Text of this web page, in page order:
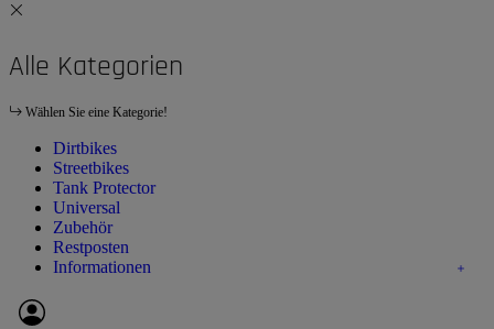
Alle Kategorien
Wählen Sie eine Kategorie!
Dirtbikes
Streetbikes
Tank Protector
Universal
Zubehör
Restposten
Informationen